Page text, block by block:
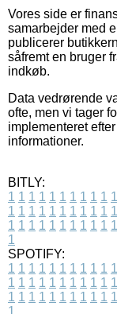
Vores side er
samarbejder med
publicerer
såfremt en bruger
indkøb.
Data vedrørende
ofte, men vi tager
implementeret
informationer.
BITLY:
1 1 1 1 1 1 1 1 1 1 1
1 1 1 1 1 1 1 1 1 1 1
1 1 1 1 1 1 1 1 1 1 1
1
SPOTIFY:
1 1 1 1 1 1 1 1 1 1 1
1 1 1 1 1 1 1 1 1 1 1
1 1 1 1 1 1 1 1 1 1 1
1